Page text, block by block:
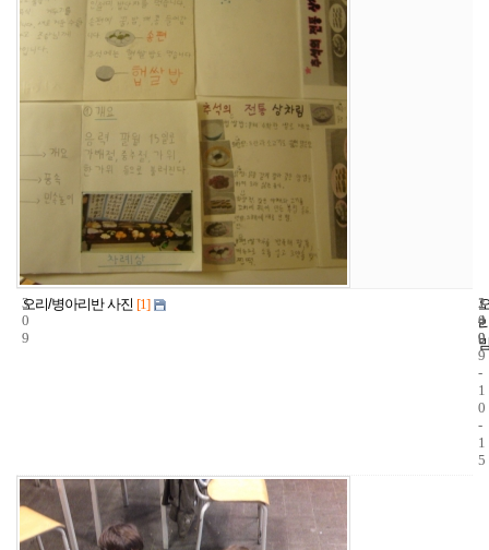
3
0
9
오리/병아리반 사진 [1]
1
4
9
2
0
0
9
-
1
0
-
1
5